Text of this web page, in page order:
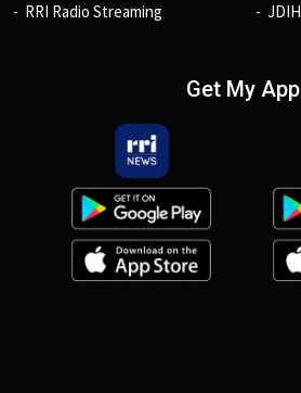
RRI Radio Streaming
Get My App